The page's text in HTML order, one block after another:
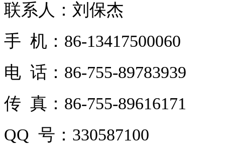
联系人：刘保杰
手 机：86-13417500060
电 话：86-755-89783939
传 真：86-755-89616171
QQ 号：330587100